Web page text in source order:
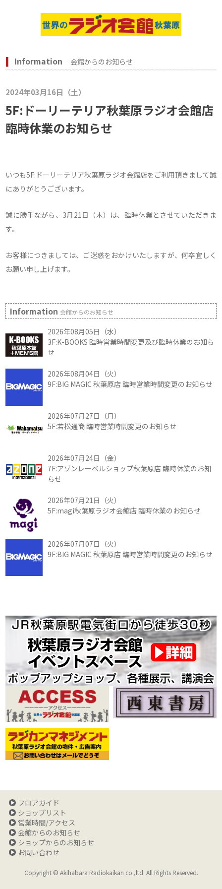
Information 会館からのお知らせ
2024年03月16日（土）
5F:ドーリーテリア秋葉原ラジオ会館店
臨時休業のお知らせ
いつも5F:ドーリーテリア秋葉原ラジオ会館店をご利用頂きまして誠
にありがとうございます。
誠に勝手ながら、3月21日（木）は、臨時休業とさせていただきま
す。
お客様につきましては、ご迷惑をおかけいたしますが、何卒宜しく
お願い申し上げます。
Information会館からのお知らせ
2026年08月05日（水）
3F:K-BOOKS 臨時営業時間変更及び臨時休業のお知ら
せ
2026年08月04日（火）
9F:BIG MAGIC 秋葉原店 臨時営業時間変更のお知らせ
2026年07月27日（月）
5F:若松通商 臨時営業時間変更のお知らせ
2026年07月24日（金）
7F:アゾンレーベルショップ秋葉原店 臨時休業のお知
らせ
2026年07月21日（火）
5F:magi秋葉原ラジオ会館店 臨時休業のお知らせ
2026年07月07日（火）
9F:BIG MAGIC 秋葉原店 臨時営業時間変更のお知らせ
フロアガイド
ショップリスト
営業時間/アクセス
会館からのお知らせ
ショップからのお知らせ
お問い合わせ
Copyright © Akihabara Radiokaikan co.,ltd. All Rights Reserved.